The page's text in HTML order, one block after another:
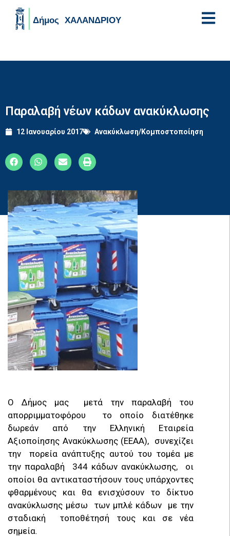
Παραλαβή νέων κάδων ανακύκλωσης
12 Ιανουαρίου 2017 Ανακύκλωση/Κομποστοποίηση
Ο Δήμος μας μετά την παραλαβή του
απορριμματοφόρου το οποίο διατέθηκε
δωρεάν από την Ελληνική Εταιρεία
Αξιοποίησης Ανακύκλωσης (ΕΕΑΑ), συνεχίζει
την πορεία ανάπτυξης αυτού του τομέα με
την παραλαβή 344 κάδων ανακύκλωσης, οι
οποίοι θα αντικαταστήσουν τους υπάρχοντες
φθαρμένους και θα ενισχύσουν το δίκτυο
ανακύκλωσης μέσω των μπλέ κάδων με την
σταδιακή τοποθέτησή τους και σε νέα
σημεία.